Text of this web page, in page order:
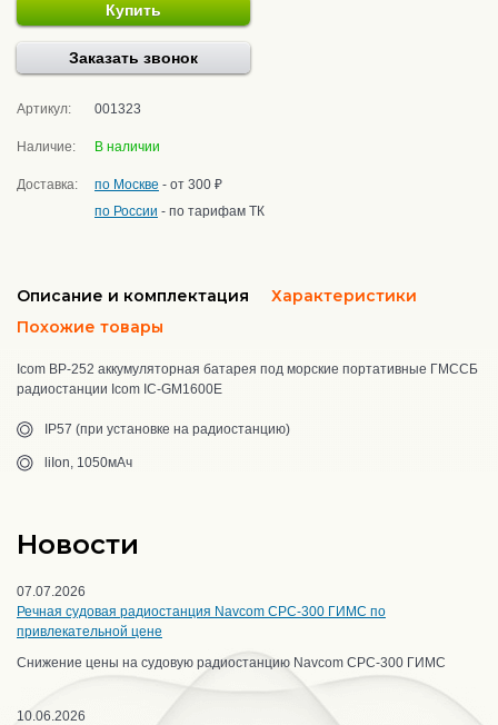
Купить
Заказать звонок
Артикул: 001323
Наличие: В наличии
Доставка: по Москве - от 300 ₽
по России - по тарифам ТК
Описание и комплектация
Характеристики
Похожие товары
Icom BP-252 аккумуляторная батарея под морские портативные ГМССБ
радиостанции Icom IC-GM1600E
IP57 (при установке на радиостанцию)
liIon, 1050мАч
Новости
07.07.2026
Речная судовая радиостанция Navcom CPC-300 ГИМС по
привлекательной цене
Снижение цены на судовую радиостанцию Navcom CPC-300 ГИМС
10.06.2026